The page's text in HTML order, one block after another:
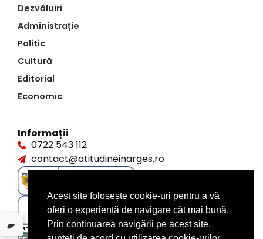
Dezvăluiri
Administrație
Politic
Cultură
Editorial
Economic
Informații
0722 543 112
contact@atitudineinarges.ro
Acest site folosește cookie-uri pentru a vă
oferi o experiență de navigare cât mai bună.
Prin continuarea navigării pe acest site,